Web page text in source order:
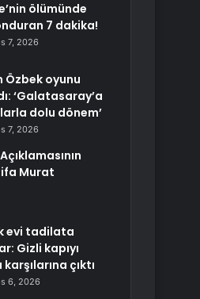
ölümünde
7 dakika!
7, 2026
Özbek oyunu
‘Galatasaray’a
dolu dönem’
7, 2026
Murat
evi tadilata
Gizli kapıyı
çıktı
6, 2026